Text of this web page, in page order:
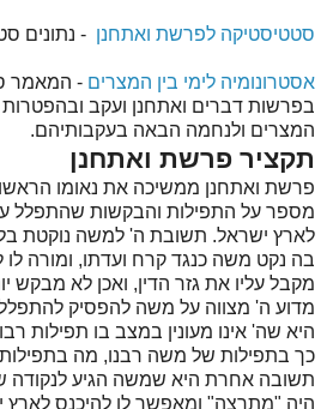
סטטיסטיקה לפרשת ואתחנן - נתונים
אסטרונומיה לימי בין המצרים - המאמר
בפרשות דברים ואתחנן ועקב ובהפטרות
המצרים ולנחמה הבאה בעקבותיהם.
תקציר פרשת ואתחנן
פרשת ואתחנן ממשיכה את נאומו
מספר על התפילות והבקשות שהתפלל
לארץ ישראל. תשובת ה' למשה נוקטת
בה נקט משה כנגד קרח ועדתו, ומורה
מקבל עליו את גזר הדין, ואכן לא מבקש
מדוע ה' מצווה על משה להפסיק
היא שה' אינו מעונין במצב בו תפילות
כך בתפילות של משה רבנו, מה
תשובה אחרת היא שמשה הגיע לנקודה
היה "מתרצה" ומאפשר לו להיכנס